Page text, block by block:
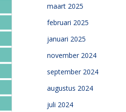
maart 2025
februari 2025
januari 2025
november 2024
september 2024
augustus 2024
juli 2024